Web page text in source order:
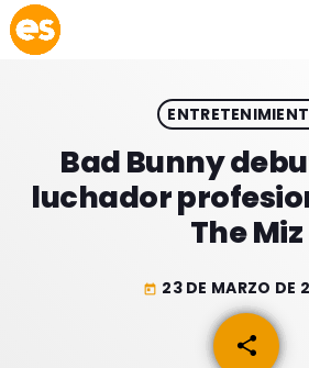
EMISIÓN LA PAZ
play_arrow EMISIÓN COCHABAMBA
Bad Bunny
luchador
The Miz
today 23 DE MARZO DE
share
email